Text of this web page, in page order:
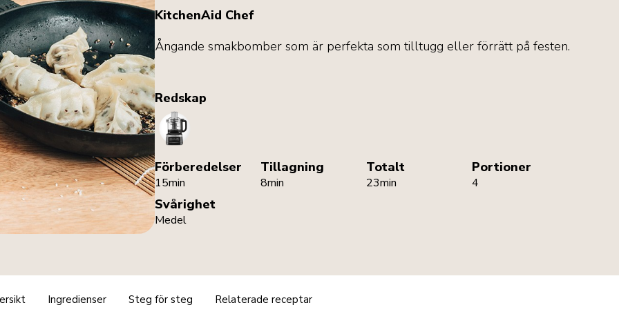
KitchenAid Chef
Ångande smakbomber som är perfekta som tilltugg eller förrätt på festen.
Redskap
FoodProcessor
Förberedelser
15min
Tillagning
8min
Totalt
23min
Portioner
4
Svårighet
Medel
Ingredienser Steg för steg Relaterade receptar